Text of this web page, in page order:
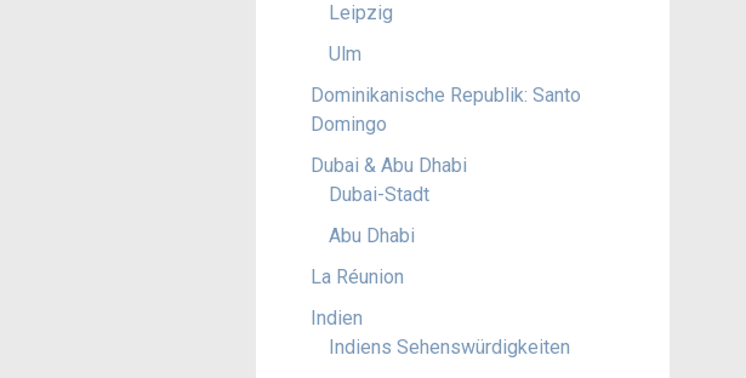
Leipzig
Ulm
Dominikanische Republik: Santo
Domingo
Dubai & Abu Dhabi
Dubai-Stadt
Abu Dhabi
La Réunion
Indien
Indiens Sehenswürdigkeiten